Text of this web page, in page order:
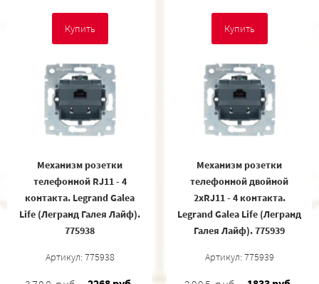
Купить Купить
Механизм розетки
телефонной RJ11 - 4
контакта. Legrand Galea
Life (Легранд Галея Лайф).
775938
Артикул: 775938
Механизм розетки
телефонной двойной
2хRJ11 - 4 контакта.
Legrand Galea Life (Легранд
Галея Лайф). 775939
Артикул: 775939